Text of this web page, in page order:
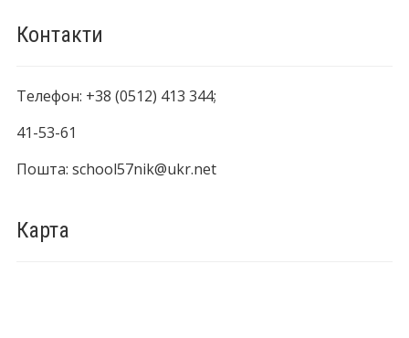
Контакти
Телефон: +38 (0512) 413 344;
41-53-61
Пошта: school57nik@ukr.net
Карта